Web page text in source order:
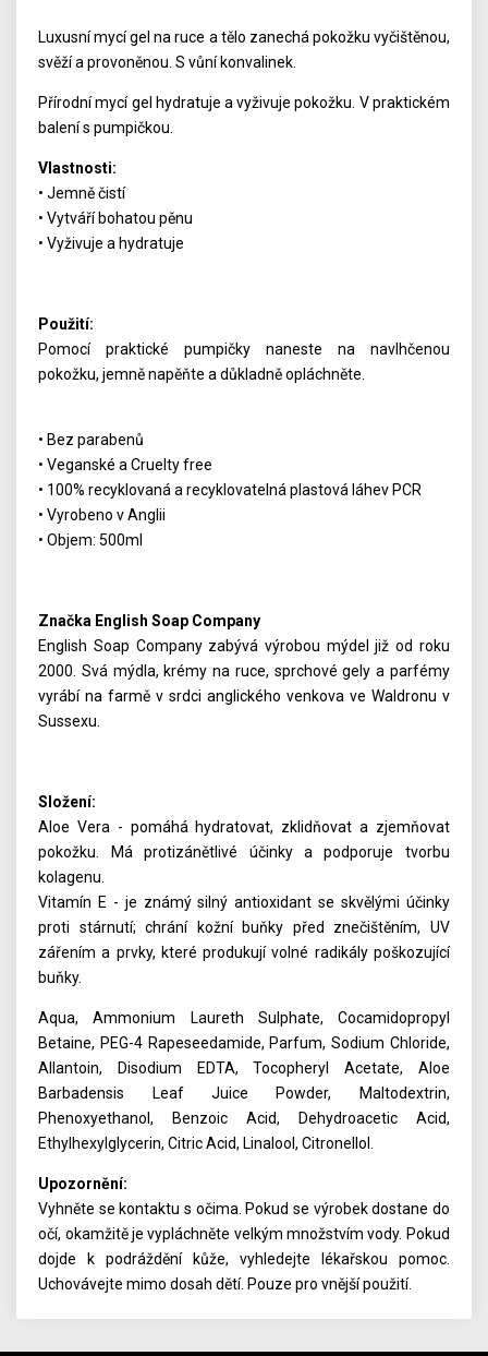
Luxusní mycí gel na ruce a tělo zanechá pokožku vyčištěnou,
svěží a provoněnou. S vůní konvalinek.
Přírodní mycí gel hydratuje a vyživuje pokožku. V praktickém
balení s pumpičkou.
Vlastnosti:
• Jemně čistí
• Vytváří bohatou pěnu
• Vyživuje a hydratuje
Použití:
Pomocí praktické pumpičky naneste na navlhčenou
pokožku, jemně napěňte a důkladně opláchněte.
• Bez parabenů
• Veganské a Cruelty free
• 100% recyklovaná a recyklovatelná plastová láhev PCR
• Vyrobeno v Anglii
• Objem: 500ml
Značka English Soap Company
English Soap Company zabývá výrobou mýdel již od roku
2000. Svá mýdla, krémy na ruce, sprchové gely a parfémy
vyrábí na farmě v srdci anglického venkova ve Waldronu v
Sussexu.
Složení:
Aloe Vera - pomáhá hydratovat, zklidňovat a zjemňovat
pokožku. Má protizánětlivé účinky a podporuje tvorbu
kolagenu.
Vitamín E - je známý silný antioxidant se skvělými účinky
proti stárnutí; chrání kožní buňky před znečištěním, UV
zářením a prvky, které produkují volné radikály poškozující
buňky.
Aqua, Ammonium Laureth Sulphate, Cocamidopropyl
Betaine, PEG-4 Rapeseedamide, Parfum, Sodium Chloride,
Allantoin, Disodium EDTA, Tocopheryl Acetate, Aloe
Barbadensis Leaf Juice Powder, Maltodextrin,
Phenoxyethanol, Benzoic Acid, Dehydroacetic Acid,
Ethylhexylglycerin, Citric Acid, Linalool, Citronellol.
Upozornění:
Vyhněte se kontaktu s očima. Pokud se výrobek dostane do
očí, okamžitě je vypláchněte velkým množstvím vody. Pokud
dojde k podráždění kůže, vyhledejte lékařskou pomoc.
Uchovávejte mimo dosah dětí. Pouze pro vnější použití.